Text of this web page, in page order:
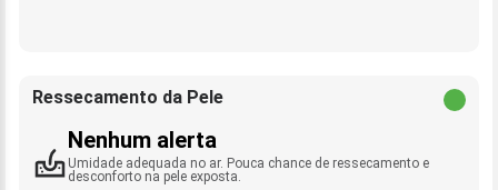
Ressecamento da Pele
Nenhum alerta
Umidade adequada no ar. Pouca chance de ressecamento e
desconforto na pele exposta.